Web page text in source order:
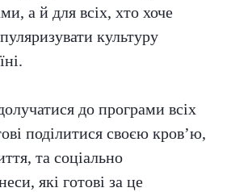
а й для всіх, хто хоче
культуру
до програми всіх
поділитися своєю кров’ю,
та соціально
які готові за це